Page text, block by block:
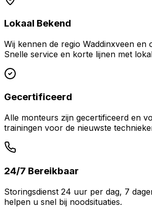
Lokaal Bekend
Wij kennen de regio Waddinxveen en
Snelle service en korte lijnen met
Gecertificeerd
Alle monteurs zijn gecertificeerd en
trainingen voor de nieuwste
24/7 Bereikbaar
Storingsdienst 24 uur per dag, 7
helpen u snel bij noodsituaties.